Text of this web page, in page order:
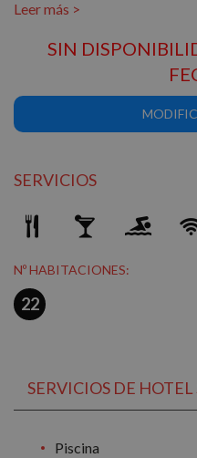
SIN
SERVICIOS
Nº HABITACIONES:
22
SERVICIOS DE HOTEL
Piscina